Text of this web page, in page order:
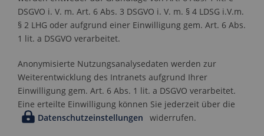
DSGVO i. V. m. Art. 6 Abs. 3 DSGVO i. V. m. § 4 LDSG i.V.m.
§ 2 LHG oder aufgrund einer Einwilligung gem. Art. 6 Abs.
1 lit. a DSGVO verarbeitet.
Anonymisierte Nutzungsanalysedaten werden zur
Weiterentwicklung des Intranets aufgrund Ihrer
Einwilligung gem. Art. 6 Abs. 1 lit. a DSGVO verarbeitet.
Eine erteilte Einwilligung können Sie jederzeit über die
Datenschutzeinstellungen
widerrufen.